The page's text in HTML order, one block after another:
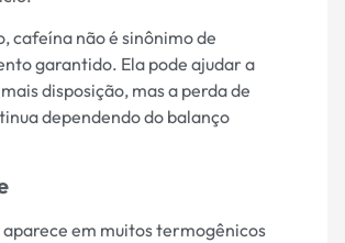
cafeína não é sinônimo de
garantido. Ela pode ajudar a
disposição, mas a perda de
dependendo do balanço
aparece em muitos termogênicos